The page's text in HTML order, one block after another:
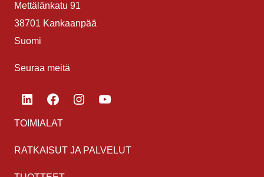
Mettälänkatu 91
38701 Kankaanpää
Suomi
Seuraa meitä
LinkedInFacebook
TOIMIALAT
RATKAISUT JA PALVELUT